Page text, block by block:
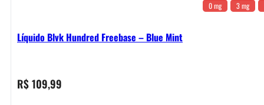
0 mg 3 mg
Líquido Blvk Hundred Freebase – Blue Mint
R$109,99